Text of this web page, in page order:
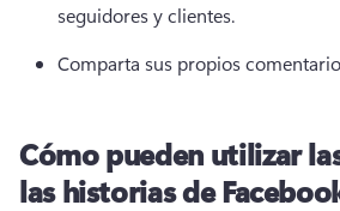
seguidores y clientes.
Comparta sus propios
Cómo pueden utilizar
las historias de